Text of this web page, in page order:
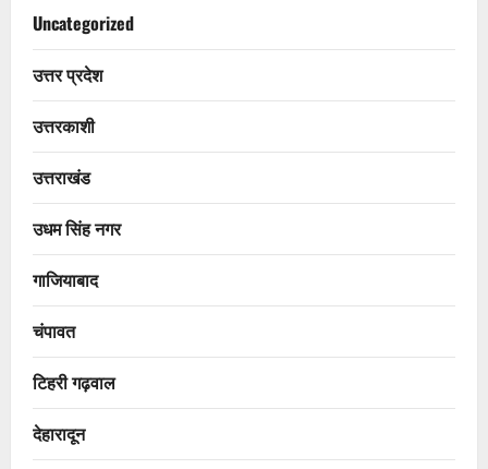
Uncategorized
उत्तर प्रदेश
उत्तरकाशी
उत्तराखंड
उधम सिंह नगर
गाजियाबाद
चंपावत
टिहरी गढ़वाल
देहारादून